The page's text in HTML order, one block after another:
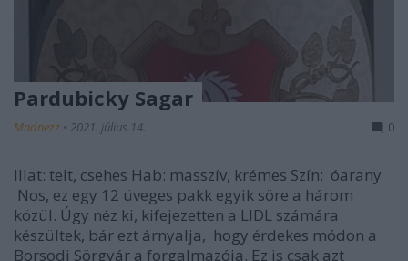
Pardubicky Sagar
Madnezz • 2021. július 14. 0
Illat: telt, csehes Hab: masszív, krémes Szín: óarany
Nos, ez egy 12 üveges pakk egyik söre a három
közül. Úgy néz ki, kifejezetten a LIDL számára
készültek, bár ezt árnyalja, hogy érdekes módon a
Borsodi Sörgyár a forgalmazója. Ez is csak azt